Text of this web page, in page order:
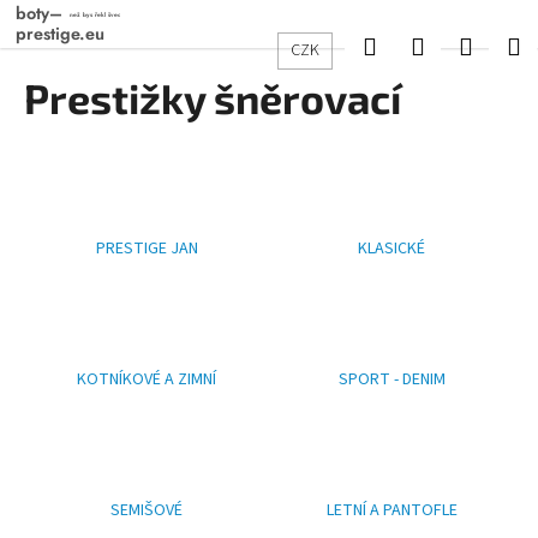
Přejít
obsah
CZK HledatPřihlášení
Prestižky šněrovací
PRESTIGE JAN KLASICKÉ
KOTNÍKOVÉ A ZIMNÍ SPORT - DENIM
SEMIŠOVÉ LETNÍ A PANTOFLE
o